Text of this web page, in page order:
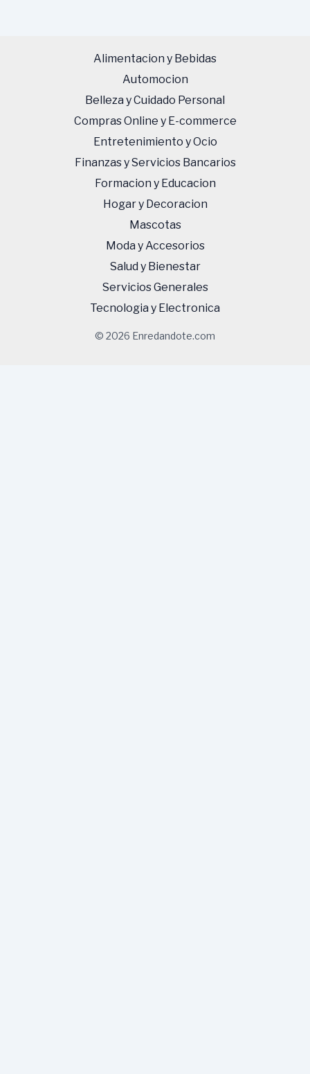
Alimentacion y Bebidas
Automocion
Belleza y Cuidado Personal
Compras Online y E-commerce
Entretenimiento y Ocio
Finanzas y Servicios Bancarios
Formacion y Educacion
Hogar y Decoracion
Mascotas
Moda y Accesorios
Salud y Bienestar
Servicios Generales
Tecnologi­a y Electronica
© 2026 Enredandote.com